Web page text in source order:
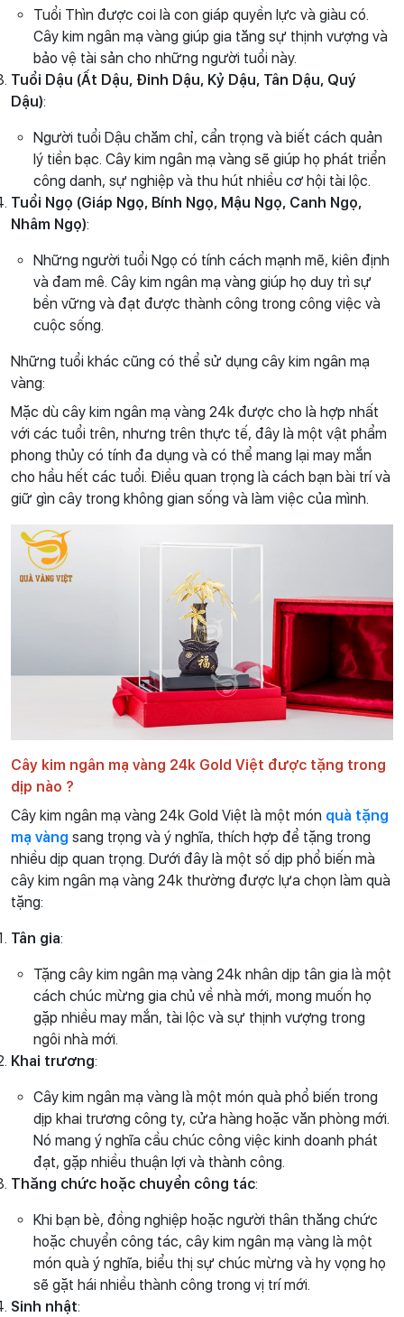
Tuổi Thìn được coi là con giáp quyền lực và giàu có.
Cây kim ngân mạ vàng giúp gia tăng sự thịnh vượng và
bảo vệ tài sản cho những người tuổi này.
Tuổi Dậu (Ất Dậu, Đinh Dậu, Kỷ Dậu, Tân Dậu, Quý
Dậu):
Người tuổi Dậu chăm chỉ, cẩn trọng và biết cách quản
lý tiền bạc. Cây kim ngân mạ vàng sẽ giúp họ phát triển
công danh, sự nghiệp và thu hút nhiều cơ hội tài lộc.
Tuổi Ngọ (Giáp Ngọ, Bính Ngọ, Mậu Ngọ, Canh Ngọ,
Nhâm Ngọ):
Những người tuổi Ngọ có tính cách mạnh mẽ, kiên định
và đam mê. Cây kim ngân mạ vàng giúp họ duy trì sự
bền vững và đạt được thành công trong công việc và
cuộc sống.
Những tuổi khác cũng có thể sử dụng cây kim ngân mạ
vàng:
Mặc dù cây kim ngân mạ vàng 24k được cho là hợp nhất
với các tuổi trên, nhưng trên thực tế, đây là một vật phẩm
phong thủy có tính đa dụng và có thể mang lại may mắn
cho hầu hết các tuổi. Điều quan trọng là cách bạn bài trí và
giữ gìn cây trong không gian sống và làm việc của mình.
Cây kim ngân mạ vàng 24k Gold Việt được tặng trong
dịp nào ?
Cây kim ngân mạ vàng 24k Gold Việt là một món quà tặng
mạ vàng sang trọng và ý nghĩa, thích hợp để tặng trong
nhiều dịp quan trọng. Dưới đây là một số dịp phổ biến mà
cây kim ngân mạ vàng 24k thường được lựa chọn làm quà
tặng:
Tân gia:
Tặng cây kim ngân mạ vàng 24k nhân dịp tân gia là một
cách chúc mừng gia chủ về nhà mới, mong muốn họ
gặp nhiều may mắn, tài lộc và sự thịnh vượng trong
ngôi nhà mới.
Khai trương:
Cây kim ngân mạ vàng là một món quà phổ biến trong
dịp khai trương công ty, cửa hàng hoặc văn phòng mới.
Nó mang ý nghĩa cầu chúc công việc kinh doanh phát
đạt, gặp nhiều thuận lợi và thành công.
Thăng chức hoặc chuyển công tác:
Khi bạn bè, đồng nghiệp hoặc người thân thăng chức
hoặc chuyển công tác, cây kim ngân mạ vàng là một
món quà ý nghĩa, biểu thị sự chúc mừng và hy vọng họ
sẽ gặt hái nhiều thành công trong vị trí mới.
Sinh nhật: